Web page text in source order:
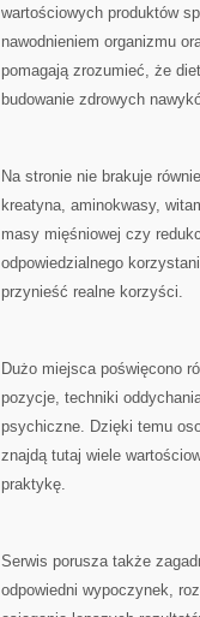
wartościowych produktów
nawodnieniem organizmu
pomagają zrozumieć, że
budowanie zdrowych
Na stronie nie brakuje
kreatyna, aminokwasy,
masy mięśniowej czy
odpowiedzialnego
przynieść realne korzyści.
Dużo miejsca poświęcono
pozycje, techniki
psychiczne. Dzięki temu
znajdą tutaj wiele
praktykę.
Serwis porusza także
odpowiedni wypoczynek,